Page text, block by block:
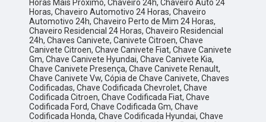
Horas Mais Próximo, Chaveiro 24h, Chaveiro Auto 24
Horas, Chaveiro Automotivo 24 Horas, Chaveiro
Automotivo 24h, Chaveiro Perto de Mim 24 Horas,
Chaveiro Residencial 24 Horas, Chaveiro Residencial
24h, Chaves Canivete, Canivete Citroen, Chave
Canivete Citroen, Chave Canivete Fiat, Chave Canivete
Gm, Chave Canivete Hyundai, Chave Canivete Kia,
Chave Canivete Presença, Chave Canivete Renault,
Chave Canivete Vw, Cópia de Chave Canivete, Chaves
Codificadas, Chave Codificada Chevrolet, Chave
Codificada Citroen, Chave Codificada Fiat, Chave
Codificada Ford, Chave Codificada Gm, Chave
Codificada Honda, Chave Codificada Hyundai, Chave